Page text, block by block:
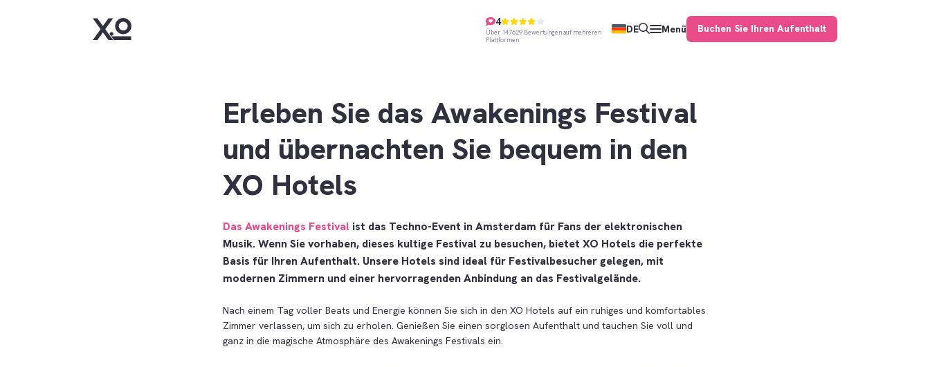
4
Über 147629 Bewertungen auf mehreren
Plattformen
DE Menü Buchen Sie Ihren Aufenthalt
Erleben Sie das Awakenings Festival
und übernachten Sie bequem in den
XO Hotels
Das Awakenings Festival ist das Techno-Event in Amsterdam für Fans der elektronischen
Musik. Wenn Sie vorhaben, dieses kultige Festival zu besuchen, bietet XO Hotels die perfekte
Basis für Ihren Aufenthalt. Unsere Hotels sind ideal für Festivalbesucher gelegen, mit
modernen Zimmern und einer hervorragenden Anbindung an das Festivalgelände.
Nach einem Tag voller Beats und Energie können Sie sich in den XO Hotels auf ein ruhiges und komfortables
Zimmer verlassen, um sich zu erholen. Genießen Sie einen sorglosen Aufenthalt und tauchen Sie voll und
ganz in die magische Atmosphäre des Awakenings Festivals ein.